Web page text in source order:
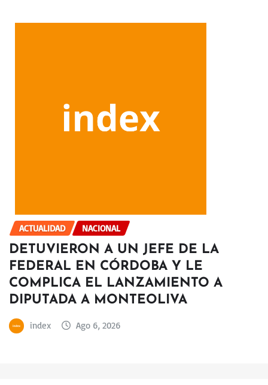
ACTUALIDAD NACIONAL
DETUVIERON A UN JEFE DE LA
FEDERAL EN CÓRDOBA Y LE
COMPLICA EL LANZAMIENTO A
DIPUTADA A MONTEOLIVA
index Ago 6, 2026